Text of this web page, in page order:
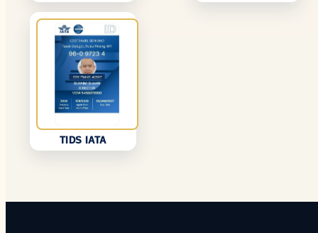
TIDS IATA